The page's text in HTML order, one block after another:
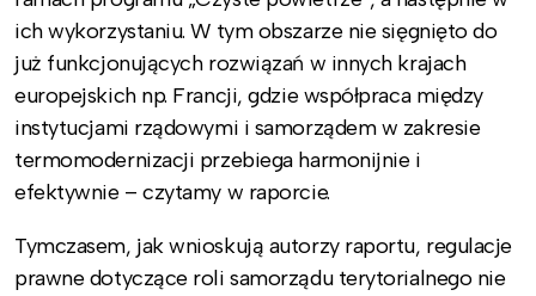
ich wykorzystaniu. W tym obszarze nie sięgnięto do
już funkcjonujących rozwiązań w innych krajach
europejskich np. Francji, gdzie współpraca między
instytucjami rządowymi i samorządem w zakresie
termomodernizacji przebiega harmonijnie i
efektywnie – czytamy w raporcie.
Tymczasem, jak wnioskują autorzy raportu, regulacje
prawne dotyczące roli samorządu terytorialnego nie